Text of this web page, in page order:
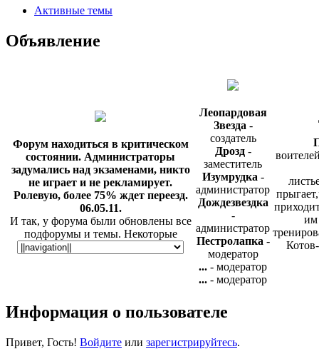
Активные темы
Объявление
Форум находиться в критическом
состоянии. Администраторы
задумались над экзаменами, никто
не играет и не рекламирует.
Ролевую, более 75% ждет переезд.
06.05.11.
И так, у форума были обновлены все
подфорумы и темы. Некоторые
игровые локации были удалены, но
нас могут узнать сотни
пользователей. Вы сможете прочесть
критику, а так же добавить
информацию вот в этой
Леопардовая
Звезда-
создатель
Дрозд-
заместитель
Изумрудка -
администратор
Дождезвездка
-
администратор
Пестролапка-
модератор
... - модератор
... - модератор
им
Информация о пользователе
Привет, Гость! Войдите или зарегистрируйтесь.